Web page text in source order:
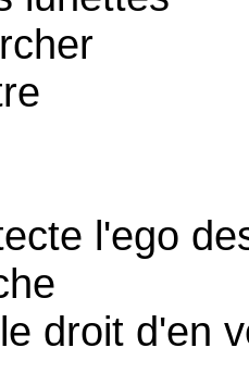
l'ego
droit d'en